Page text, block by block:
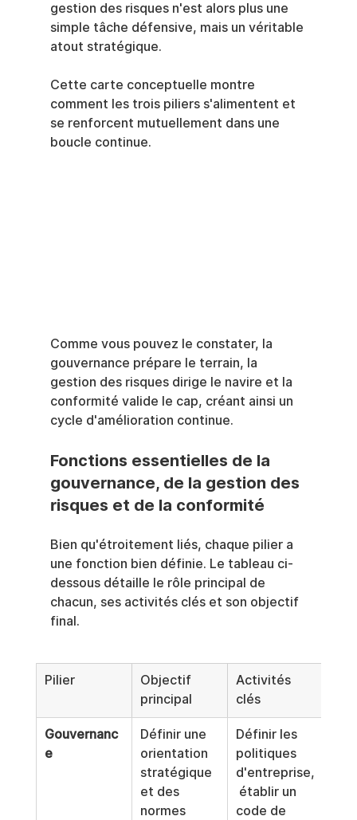
gestion des risques n'est alors plus une
simple tâche défensive, mais un véritable
atout stratégique.
Cette carte conceptuelle montre
comment les trois piliers s'alimentent et
se renforcent mutuellement dans une
boucle continue.
Comme vous pouvez le constater, la
gouvernance prépare le terrain, la
gestion des risques dirige le navire et la
conformité valide le cap, créant ainsi un
cycle d'amélioration continue.
Fonctions essentielles de la
gouvernance, de la gestion des
risques et de la conformité
Bien qu'étroitement liés, chaque pilier a
une fonction bien définie. Le tableau ci-
dessous détaille le rôle principal de
chacun, ses activités clés et son objectif
final.
Pilier
Objectif
principal
Activités
clés
Gouvernanc
e
Définir une
orientation
stratégique
et des
normes
Définir les
politiques
d'entreprise,
établir un
code de